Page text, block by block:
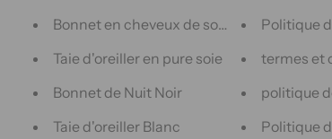
Bonnet en cheveux de soie pour dormir
Taie d'oreiller en pure soie
Bonnet de Nuit Noir
Taie d'oreiller Blanc
Politique
termes et
politique
Politique